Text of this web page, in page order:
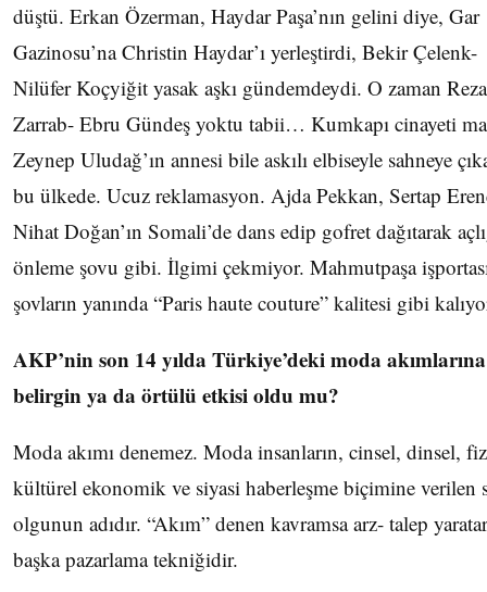
düştü. Erkan Özerman, Haydar Paşa’nın gelini diye, Gar
Gazinosu’na Christin Haydar’ı yerleştirdi, Bekir Çelenk-
Nilüfer Koçyiğit yasak aşkı gündemdeydi. O zaman Reza
Zarrab- Ebru Gündeş yoktu tabii… Kumkapı cinayeti
Zeynep Uludağ’ın annesi bile askılı elbiseyle sahneye
bu ülkede. Ucuz reklamasyon. Ajda Pekkan, Sertap
Nihat Doğan’ın Somali’de dans edip gofret dağıtarak
önleme şovu gibi. İlgimi çekmiyor. Mahmutpaşa
şovların yanında “Paris haute couture” kalitesi gibi
AKP’nin son 14 yılda Türkiye’deki moda akımlarına
belirgin ya da örtülü etkisi oldu mu?
Moda akımı denemez. Moda insanların, cinsel, dinsel,
kültürel ekonomik ve siyasi haberleşme biçimine verilen
olgunun adıdır. “Akım” denen kavramsa arz- talep
başka pazarlama tekniğidir.